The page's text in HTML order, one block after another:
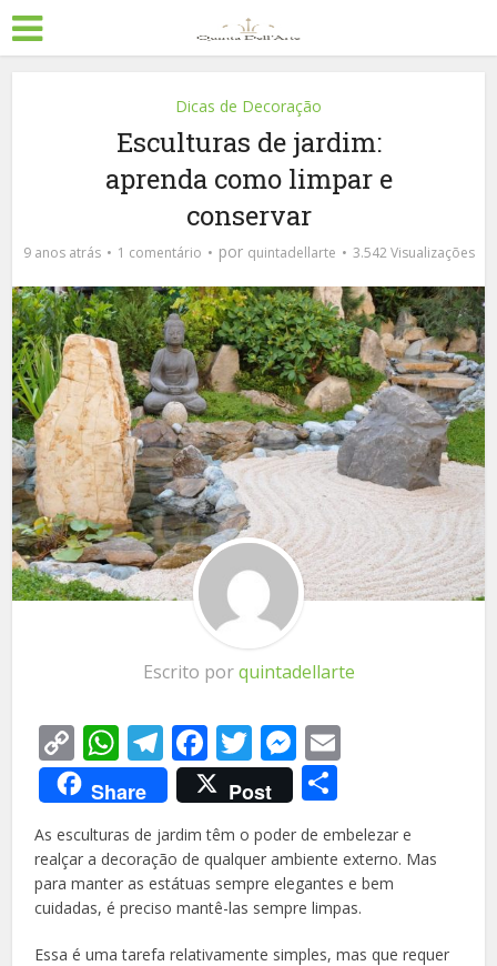
Dicas de Decoração
Esculturas de jardim:
aprenda como limpar e
conservar
9 anos atrás 1 comentário por quintadellarte 3.542 Visualizações
Escrito porquintadellarte
Copy
Link
WhatsApp
Telegram
Facebook
TwitterMessenger
Share Post
As esculturas de jardim têm o poder de embelezar e
realçar a decoração de qualquer ambiente externo. Mas
para manter as estátuas sempre elegantes e bem
cuidadas, é preciso mantê-las sempre limpas.
Essa é uma tarefa relativamente simples, mas que requer